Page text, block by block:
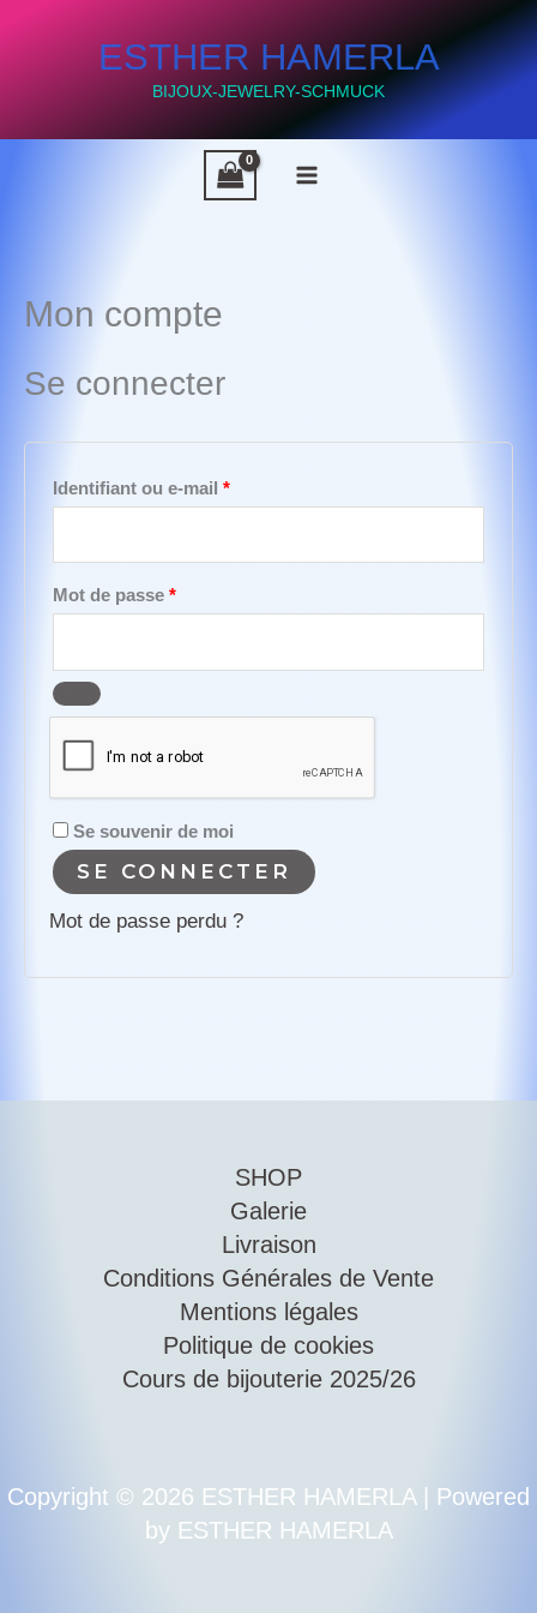
ESTHER HAMERLA
BIJOUX-JEWELRY-SCHMUCK
Mon compte
Se connecter
Identifiant ou e-mail *Obligatoire
Mot de passe *Obligatoire
Se souvenir de moi
SE CONNECTER
Mot de passe perdu ?
SHOP
Galerie
Livraison
Conditions Générales de Vente
Mentions légales
Politique de cookies
Cours de bijouterie 2025/26
Copyright © 2026 ESTHER HAMERLA | Powered
by ESTHER HAMERLA